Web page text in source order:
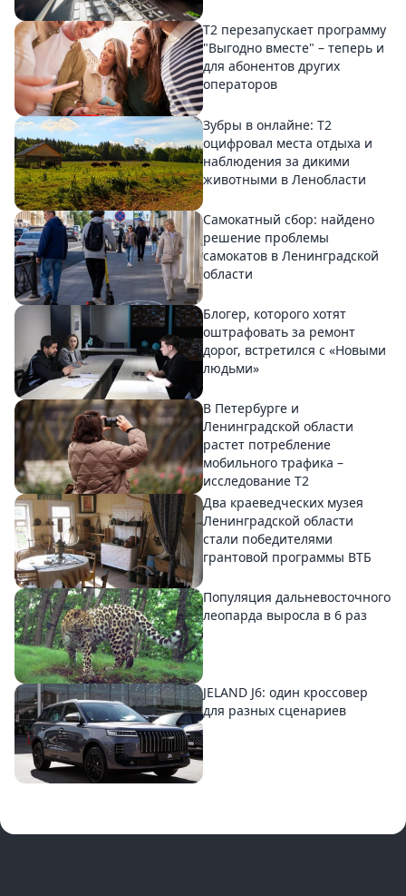
Т2 перезапускает программу
"Выгодно вместе" – теперь и
для абонентов других
операторов
Зубры в онлайне: Т2
оцифровал места отдыха и
наблюдения за дикими
животными в Ленобласти
Самокатный сбор: найдено
решение проблемы
самокатов в Ленинградской
области
Блогер, которого хотят
оштрафовать за ремонт
дорог, встретился с «Новыми
людьми»
В Петербурге и
Ленинградской области
растет потребление
мобильного трафика –
исследование T2
Два краеведческих музея
Ленинградской области
стали победителями
грантовой программы ВТБ
Популяция дальневосточного
леопарда выросла в 6 раз
JELAND J6: один кроссовер
для разных сценариев